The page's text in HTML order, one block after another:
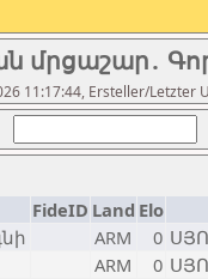
մրցաշար․
11:17:44, Ersteller/Letzter
FideID Land Elo
ARM 0
ARM 0